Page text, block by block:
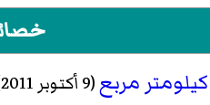
كيلومتر مربع(9 أكتوبر 2011)